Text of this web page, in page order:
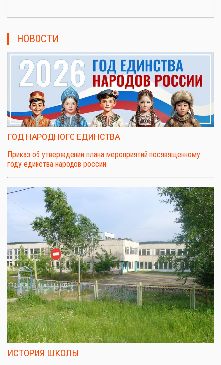
НОВОСТИ
ГОД НАРОДНОГО ЕДИНСТВА
Приказ об утверждении плана мероприятий посявященному
году единства народов россии.
ИСТОРИЯ ШКОЛЫ